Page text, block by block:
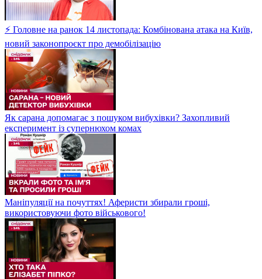
⚡ Головне на ранок 14 листопада: Комбінована атака на Київ,
новий законопроєкт про демобілізацію
Як сарана допомагає з пошуком вибухівки? Захопливий
експеримент із супернюхом комах
Маніпуляції на почуттях! Аферисти збирали гроші,
використовуючи фото військового!